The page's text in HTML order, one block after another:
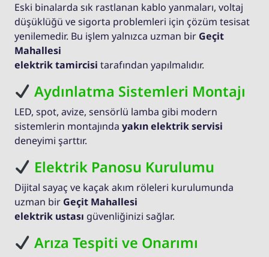
Eski binalarda sık rastlanan kablo yanmaları, voltaj
düşüklüğü ve sigorta problemleri için çözüm tesisat
yenilemedir. Bu işlem yalnızca uzman bir Geçit
Mahallesi
elektrik tamircisi tarafından yapılmalıdır.
Aydınlatma Sistemleri Montajı
LED, spot, avize, sensörlü lamba gibi modern
sistemlerin montajında yakın elektrik servisi
deneyimi şarttır.
Elektrik Panosu Kurulumu
Dijital sayaç ve kaçak akım röleleri kurulumunda
uzman bir Geçit Mahallesi
elektrik ustası güvenliğinizi sağlar.
Arıza Tespiti ve Onarımı